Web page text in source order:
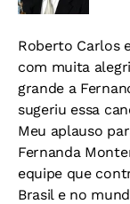
Roberto Carlos
com muita
grande a
sugeriu essa
Meu aplauso
Fernanda
equipe que
Brasil e no